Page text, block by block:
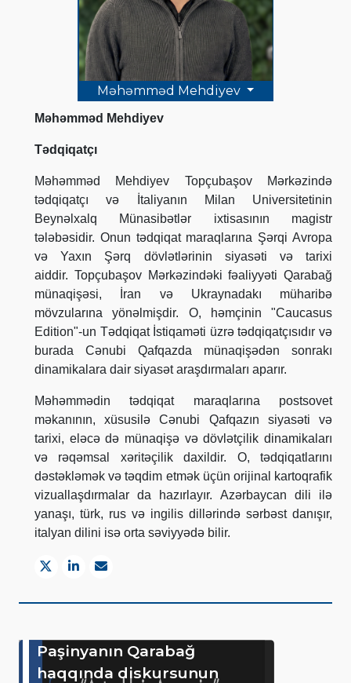
Məhəmməd Mehdiyev
Məhəmməd Mehdiyev
Tədqiqatçı
Məhəmməd Mehdiyev Topçubaşov Mərkəzində
tədqiqatçı və İtaliyanın Milan Universitetinin
Beynəlxalq Münasibətlər ixtisasının magistr
tələbəsidir. Onun tədqiqat maraqlarına Şərqi Avropa
və Yaxın Şərq dövlətlərinin siyasəti və tarixi
aiddir. Topçubaşov Mərkəzindəki fəaliyyəti Qarabağ
münaqişəsi, İran və Ukraynadakı müharibə
mövzularına yönəlmişdir. O, həmçinin "Caucasus
Edition"-un Tədqiqat İstiqaməti üzrə tədqiqatçısıdır və
burada Cənubi Qafqazda münaqişədən sonrakı
dinamikalara dair siyasət araşdırmaları aparır.
Məhəmmədin tədqiqat maraqlarına postsovet
məkanının, xüsusilə Cənubi Qafqazın siyasəti və
tarixi, eləcə də münaqişə və dövlətçilik dinamikaları
və rəqəmsal xəritəçilik daxildir. O, tədqiqatlarını
dəstəkləmək və təqdim etmək üçün orijinal kartoqrafik
vizuallaşdırmalar da hazırlayır. Azərbaycan dili ilə
yanaşı, türk, rus və ingilis dillərində sərbəst danışır,
italyan dilini isə orta səviyyədə bilir.
Paşinyanın Qarabağ
haqqında diskursunun